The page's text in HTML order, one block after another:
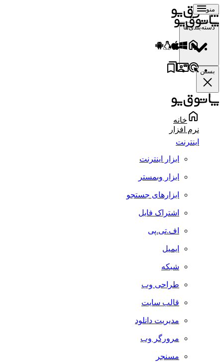
منو
دسته‌بندی‌ها
بستن
خانه
نرم افزار
اینترنت
ابزار اینترنت
ابزار وبمستر
ابزارهای جستجو
اشتراک فایل
اف.تی.پی
ایمیل
شبکه
طراحی وب
قالب سایت
مدیریت دانلود
مرورگر وب
مسنجر